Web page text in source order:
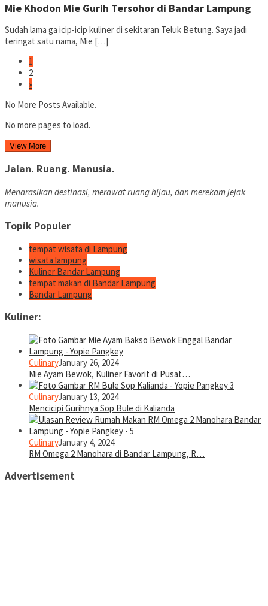
Mie Khodon Mie Gurih Tersohor di Bandar Lampung
Sudah lama ga icip-icip kuliner di sekitaran Teluk Betung. Saya jadi
teringat satu nama, Mie […]
1
2
»
No More Posts Available.
No more pages to load.
View More
Jalan. Ruang. Manusia.
Menarasikan destinasi, merawat ruang hijau, dan merekam jejak
manusia.
Topik Populer
tempat wisata di Lampung
wisata lampung
Kuliner Bandar Lampung
tempat makan di Bandar Lampung
Bandar Lampung
Kuliner:
CulinaryJanuary 26, 2024
Mie Ayam Bewok, Kuliner Favorit di Pusat…
CulinaryJanuary 13, 2024
Mencicipi Gurihnya Sop Bule di Kalianda
CulinaryJanuary 4, 2024
RM Omega 2 Manohara di Bandar Lampung, R…
Advertisement